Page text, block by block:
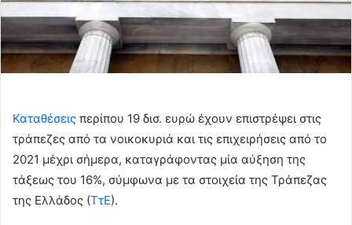
Καταθέσεις περίπου 19 δισ. ευρώ έχουν επιστρέψει στις
τράπεζες από τα νοικοκυριά και τις επιχειρήσεις από το
2021 μέχρι σήμερα, καταγράφοντας μία αύξηση της
τάξεως του 16%, σύμφωνα με τα στοιχεία της Τράπεζας
της Ελλάδος (ΤτΕ).